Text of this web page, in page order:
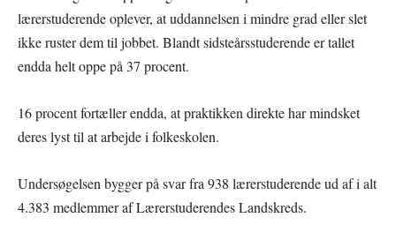
lærerstuderende oplever, at uddannelsen i mindre grad eller slet
ikke ruster dem til jobbet. Blandt sidsteårsstuderende er tallet
endda helt oppe på 37 procent.
16 procent fortæller endda, at praktikken direkte har mindsket
deres lyst til at arbejde i folkeskolen.
Undersøgelsen bygger på svar fra 938 lærerstuderende ud af i alt
4.383 medlemmer af Lærerstuderendes Landskreds.